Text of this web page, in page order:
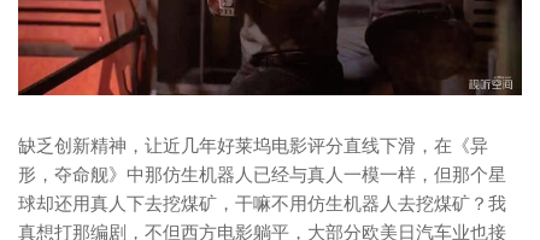
缺乏创新精神，让近几年好莱坞电影评分直线下滑，在《异
形，夺命舰》中那仿生机器人已经与真人一模一样，但那个星
球却还用真人下去挖煤矿，干嘛不用仿生机器人去挖煤矿？我
真想打那编剧，不但西方电影躺平，大部分欧美日汽车业也接